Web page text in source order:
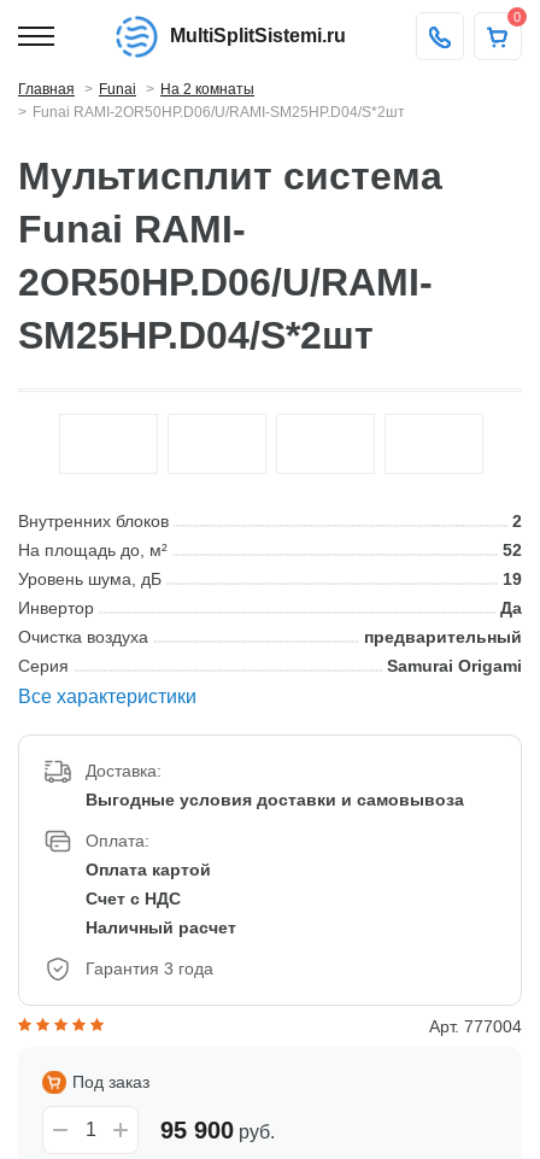
MultiSplitSistemi.ru
0
Главная Funai
На 2 комнаты
Funai RAMI-2OR50HP.D06/U/RAMI-SM25HP.D04/S*2шт
Мультисплит система
Funai RAMI-
2OR50HP.D06/U/RAMI-
SM25HP.D04/S*2шт
Внутренних блоков
2
На площадь до, м²
52
Уровень шума, дБ
19
Инвертор
Да
Очистка воздуха
предварительный
Серия
Samurai Origami
Все характеристики
Доставка:
Выгодные условия доставки и самовывоза
Оплата:
Оплата картой
Счет с НДС
Наличный расчет
Гарантия 3 года
Арт. 777004
Под заказ
95 900 руб.